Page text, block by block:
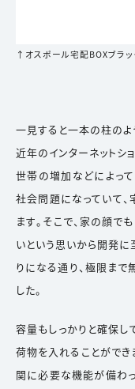
↑オスポール宅配BOXブラッ
一見すると一本の柱のよ
近年のインターネットシ
世帯の増加などによっ
社会問題になっていて
ます。そこで、家の顔で
いという思いから開発
りになる通り、極限ま
した。
容量もしっかりと確保
荷物を入れることができ
関に必要な機能が備わ